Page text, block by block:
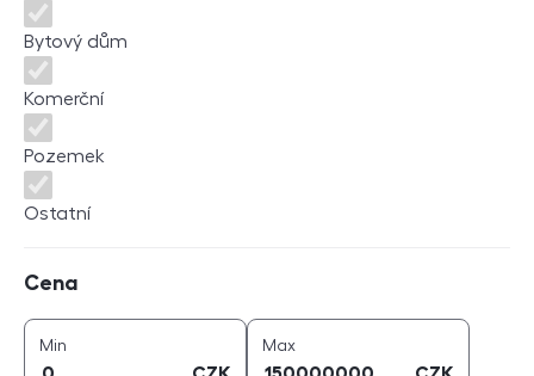
Bytový dům
Komerční
Pozemek
Ostatní
Cena
Min Maxcena (